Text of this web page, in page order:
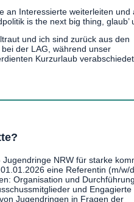
an Interessierte weiterleiten und
is the next big thing, glaub’
und ich sind zurück aus den
der LAG, während unser
Kurzurlaub
NRW für starke
eine Referentin (m/w/
Organisation und
und Engagierte
Jugendringen in Fragen der